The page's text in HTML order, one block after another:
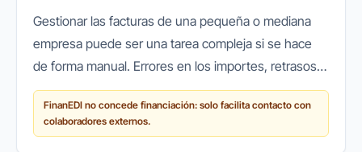
Gestionar las facturas de una pequeña o mediana
empresa puede ser una tarea compleja si se hace
de forma manual. Errores en los importes, retrasos
en los cobros o pérdidas de documentos son
problemas habituales que...
FinanEDI no concede financiación: solo facilita contacto con
colaboradores externos.